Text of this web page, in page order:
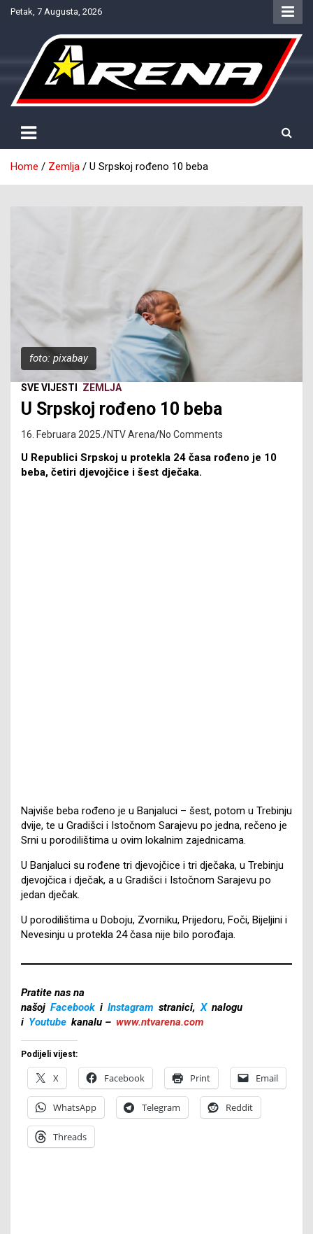
SkipPetak, 7 Augusta, 2026
NTV Arena
Home Zemlja U Srpskoj rođeno 10 beba
foto: pixabay
SVE VIJESTI ZEMLJA
U Srpskoj rođeno 10 beba
16. Februara 2025. NTV Arena No Comments
U Republici Srpskoj u protekla 24 časa rođeno je 10
beba, četiri djevojčice i šest dječaka.
Najviše beba rođeno je u Banjaluci – šest, potom u Trebinju
dvije, te u Gradišci i Istočnom Sarajevu po jedna, rečeno je
Srni u porodilištima u ovim lokalnim zajednicama.
U Banjaluci su rođene tri djevojčice i tri dječaka, u Trebinju
djevojčica i dječak, a u Gradišci i Istočnom Sarajevu po
jedan dječak.
U porodilištima u Doboju, Zvorniku, Prijedoru, Foči, Bijeljini i
Nevesinju u protekla 24 časa nije bilo porođaja.
Pratite nas na
našoj Facebook i Instagram stranici, X nalogu
i Youtube kanalu – www.ntvarena.com
Podijeli vijest:
X Facebook Print Email
WhatsApp Telegram Reddit
Threads